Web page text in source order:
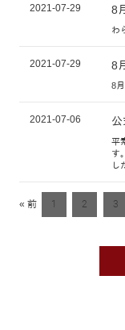
2021-07-29 8
わ
2021-07-29 8
8
2021-07-06
平
す
し
« 前 1 2 3